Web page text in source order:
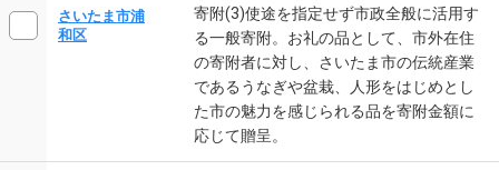
さいたま市浦
和区
寄附(3)使途を指定せず市政全般に活用す
る一般寄附。お礼の品として、市外在住
の寄附者に対し、さいたま市の伝統産業
であるうなぎや盆栽、人形をはじめとし
た市の魅力を感じられる品を寄附金額に
応じて贈呈。